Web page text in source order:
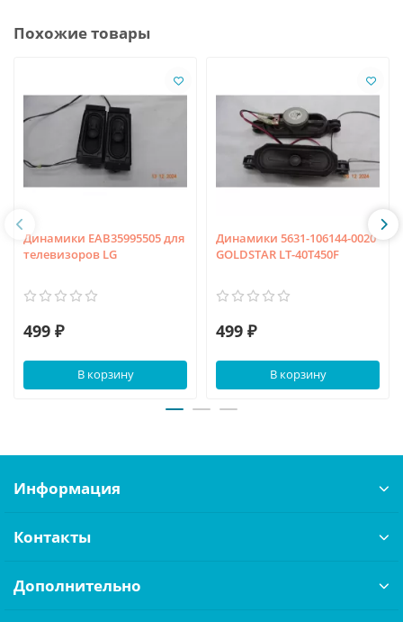
Похожие товары
Динамики EAB35995505 для
телевизоров LG
499 ₽
В корзину
Динамики 5631-106144-0020
GOLDSTAR LT-40T450F
499 ₽
В корзину
Информация
Контакты
Дополнительно